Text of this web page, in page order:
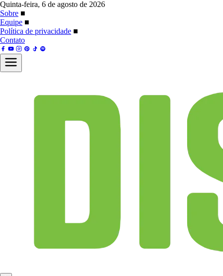
Quinta-feira, 6 de agosto de 2026
Sobre ■
Equipe ■
Política de privacidade ■
Contato